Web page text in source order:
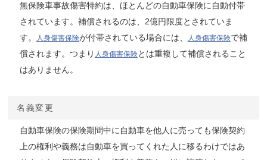
無保険車事故傷害特約は、ほとんどの自動車保険に自動付帯
されています。補償されるのは、2億円限度とされていま
す。
人身傷害保険が付帯されている場合には、 人身傷害保険で補
償されます。つまり 人身傷害保険とは重複して補償されること
はありません。
名義変更
自動車保険の保険期間中に自動車を他人に売っても保険契約
上の権利や義務は自動車を買ってくれた人に移るわけではあ